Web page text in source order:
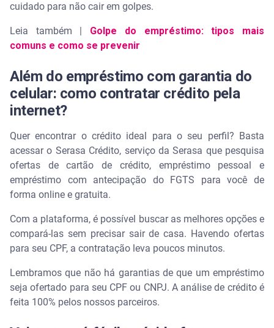
cuidado para não cair em golpes.
Leia também | Golpe do empréstimo: tipos mais
comuns e como se prevenir
Além do empréstimo com garantia do
celular: como contratar crédito pela
internet?
Quer encontrar o crédito ideal para o seu perfil? Basta
acessar o Serasa Crédito, serviço da Serasa que pesquisa
ofertas de cartão de crédito, empréstimo pessoal e
empréstimo com antecipação do FGTS para você de
forma online e gratuita.
Com a plataforma, é possível buscar as melhores opções e
compará-las sem precisar sair de casa. Havendo ofertas
para seu CPF, a contratação leva poucos minutos.
Lembramos que não há garantias de que um empréstimo
seja ofertado para seu CPF ou CNPJ. A análise de crédito é
feita 100% pelos nossos parceiros.